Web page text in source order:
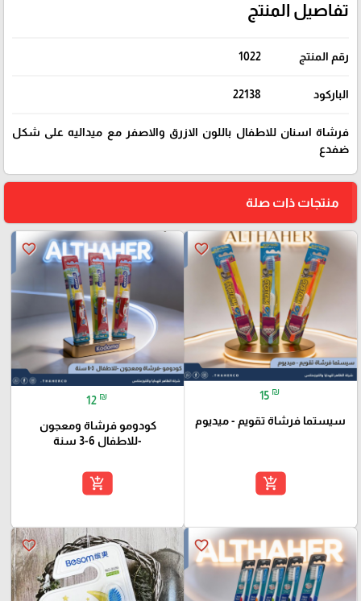
تفاصيل المنتج
رقم المنتج 1022
الباركود 22138
فرشاة اسنان للاطفال باللون الازرق والاصفر مع ميداليه على شكل
ضفدع
منتجات ذات صلة
favorite_border
15 ₪
سيستما فرشاة تقويم - ميديوم
add_shopping_cart
favorite_border
12 ₪
كودومو فرشاة ومعجون
-للاطفال 6-3 سنة
add_shopping_cart
favorite_border
favorite_border